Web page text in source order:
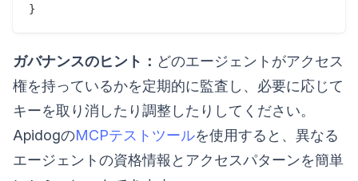
ガバナンスのヒント： どのエージェントがアクセス
権を持っているかを定期的に監査し、必要に応じて
キーを取り消したり調整したりしてください。
ApidogのMCPテストツールを使用すると、異なる
エージェントの資格情報とアクセスパターンを簡単